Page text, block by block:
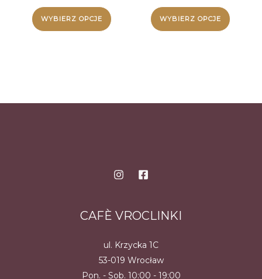
WYBIERZ OPCJE WYBIERZ OPCJE
CAFÈ VROCLINKI
ul. Krzycka 1C
53-019 Wrocław
Pon. - Sob. 10:00 - 19:00